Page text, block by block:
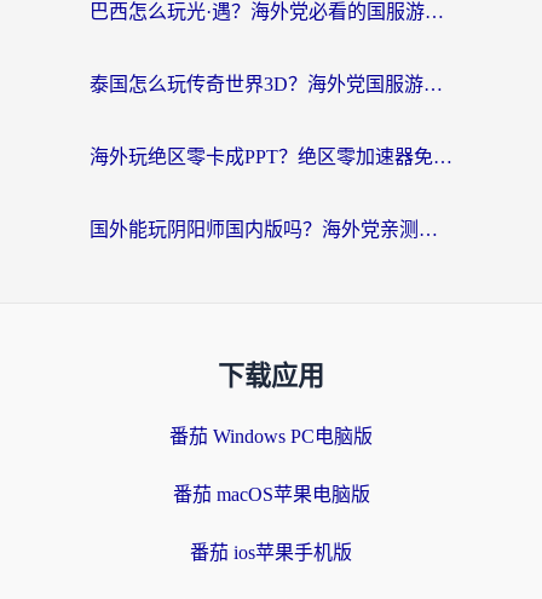
巴西怎么玩光·遇？海外党必看的国服游戏加速器选择指南（附3款热门游戏实测）
泰国怎么玩传奇世界3D？海外党国服游戏加速终极指南（附非洲欧洲热门游戏解决方案）
海外玩绝区零卡成PPT？绝区零加速器免费的推荐+实用技巧，附墨西哥玩谁是卧底美国玩和平精英攻略
国外能玩阴阳师国内版吗？海外党亲测有效的国服游戏加速指南
下载应用
番茄 Windows PC电脑版
番茄 macOS苹果电脑版
番茄 ios苹果手机版